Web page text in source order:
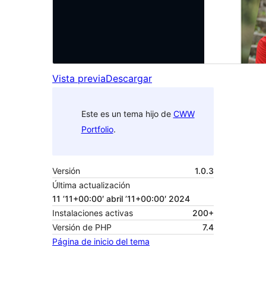
Vista previaDescargar
Este es un tema hijo de CWW
Portfolio.
Versión
1.0.3
Última actualización
11 ’11+00:00′ abril ’11+00:00′ 2024
Instalaciones activas
200+
Versión de PHP
7.4
Página de inicio del tema